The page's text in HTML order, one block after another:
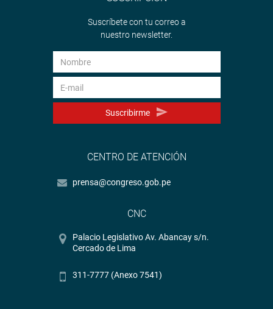
Suscríbete con tu correo a
nuestro newsletter.
Suscribirme
CENTRO DE ATENCIÓN
prensa@congreso.gob.pe
CNC
Palacio Legislativo Av. Abancay s/n.
Cercado de Lima
311-7777 (Anexo 7541)